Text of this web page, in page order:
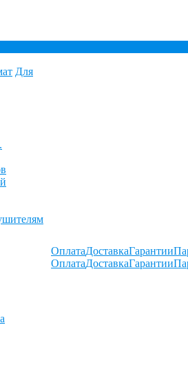
Для
Оплата
Оплата
Доставка
Доставка
Гарантии
Гарантии